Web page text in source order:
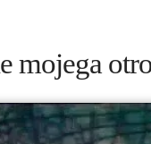
mojega